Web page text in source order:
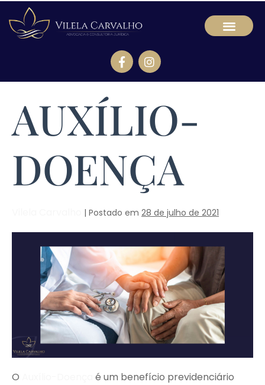
AUXÍLIO-
DOENÇA
| Postado em 28 de julho de 2021
O
é um benefício previdenciário